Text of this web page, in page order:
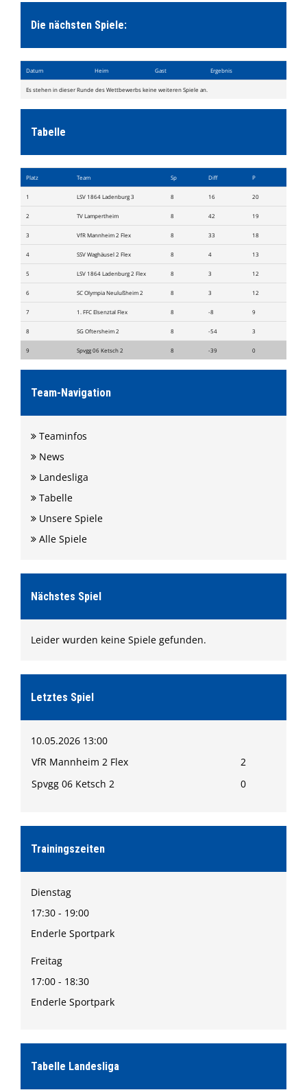
Formulare
Shop
Kontaktformular
Die nächsten Spiele:
Datum Heim Gast Ergebnis
Es stehen in dieser Runde des Wettbewerbs keine weiteren Spiele an.
Tabelle
Platz Team Sp Diff P
1 LSV 1864 Ladenburg 3 8 16 20
2 TV Lampertheim 8 42 19
3 VfR Mannheim 2 Flex 8 33 18
4 SSV Waghäusel 2 Flex 8 4 13
5 LSV 1864 Ladenburg 2 Flex 8 3 12
6 SC Olympia Neulußheim 2 8 3 12
7 1. FFC Elsenztal Flex 8 -8 9
8 SG Oftersheim 2 8 -54 3
9 Spvgg 06 Ketsch 2 8 -39 0
Team-Navigation
Teaminfos
News
Landesliga
Tabelle
Unsere Spiele
Alle Spiele
Nächstes Spiel
Leider wurden keine Spiele gefunden.
Letztes Spiel
10.05.2026 13:00
VfR Mannheim 2 Flex
2
Spvgg 06 Ketsch 2
0
Trainingszeiten
Dienstag
17:30 - 19:00
Enderle Sportpark
Freitag
17:00 - 18:30
Enderle Sportpark
Tabelle Landesliga